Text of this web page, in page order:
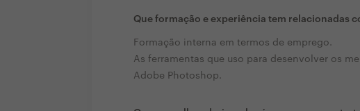
Que formação e experiência tem relacionadas
Formação interna em termos de emprego.
As ferramentas que uso para desenvolver os
Adobe Photoshop.